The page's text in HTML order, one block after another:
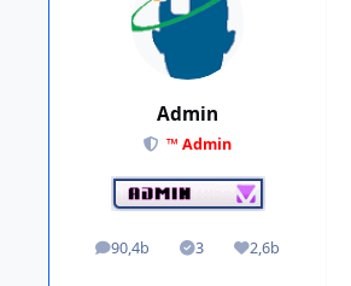
Admin
™ Admin
90,4b
ileti 3
Solutions2,6b
İtibar